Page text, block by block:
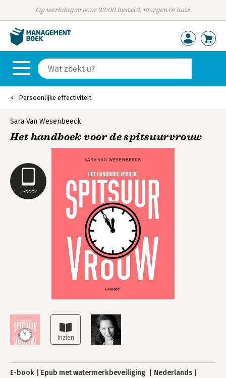
Op werkdagen voor 23:00 besteld, morgen in huis
Persoonlijke effectiviteit
E-book
Sara Van Wesenbeeck
Het handboek voor de spitsuurvrouw
E-book Epub met watermerkbeveiliging
Nederlands